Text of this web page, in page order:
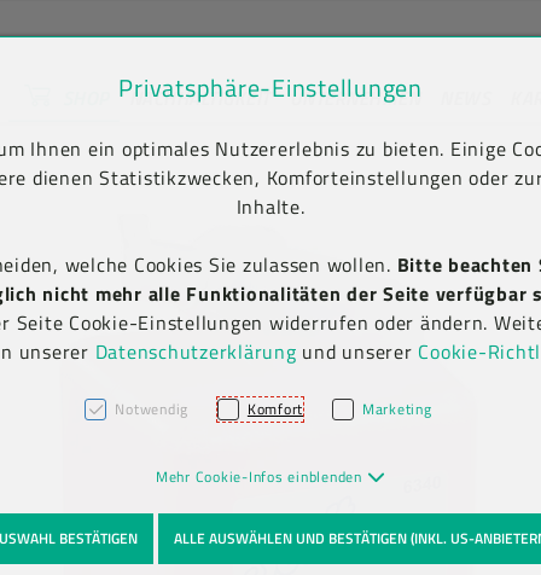
springen [AK + 2]
[AK + 5]
NACHHALTIGKEIT UNTERNEHMEN
Waschlotionen Produkt-Detailansicht
Privatsphäre-Einstellungen
Ihnen ein optimales Nutzererlebnis zu bieten. Einige
dienen Statistikzwecken, Komforteinstellungen oder
Inhalte.
welche Cookies Sie zulassen wollen. Bitte
nicht mehr alle Funktionalitäten der Seite verfügbar
Seite Cookie-Einstellungen widerrufen oder ändern.
unserer Datenschutzerklärung und unserer Cookie-
Notwendig Komfort Marketing
Mehr Cookie-Infos einblenden
BESTÄTIGEN ALLE AUSWÄHLEN UND BESTÄTIGEN (INKL. US-